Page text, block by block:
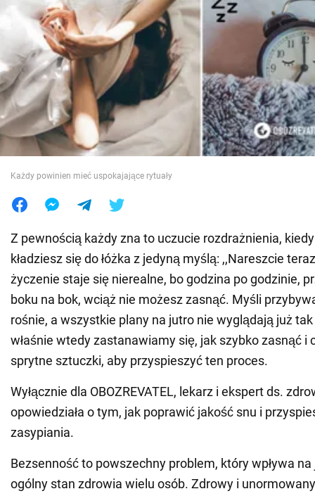
Społeczeństwo
Wojna na Ukrainie
Świat
Jedzenie
Każdy powinien mieć uspokajające rytuały
Z pewnością każdy zna to uczucie rozdrażnienia,
kładziesz się do łóżka z jedyną myślą: ,,Nareszcie
życzenie staje się nierealne, bo godzina po godzinie,
boku na bok, wciąż nie możesz zasnąć. Myśli
rośnie, a wszystkie plany na jutro nie wyglądają już
właśnie wtedy zastanawiamy się, jak szybko zasnąć i
sprytne sztuczki, aby przyspieszyć ten proces.
Wyłącznie dla OBOZREVATEL, lekarz i ekspert ds.
opowiedziała o tym, jak poprawić jakość snu i
zasypiania.
Bezsenność to powszechny problem, który wpływa
ogólny stan zdrowia wielu osób. Zdrowy i